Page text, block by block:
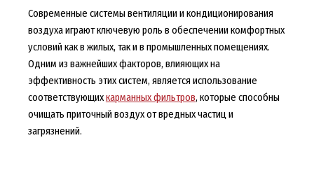
Современные системы вентиляции и кондиционирования
воздуха играют ключевую роль в обеспечении комфортных
условий как в жилых, так и в промышленных помещениях.
Одним из важнейших факторов, влияющих на
эффективность этих систем, является использование
соответствующихкарманных фильтров, которые способны
очищать приточный воздух от вредных частиц и
загрязнений.